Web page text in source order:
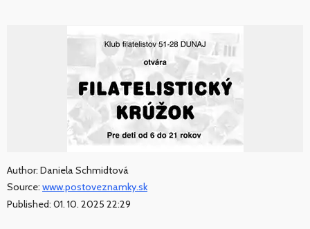
Author: Daniela Schmidtová
Source: www.postoveznamky.sk
Published: 01. 10. 2025 22:29